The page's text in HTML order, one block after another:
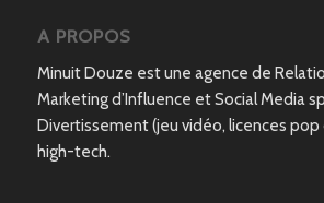
A PROPOS
Minuit Douze est une agence de
Marketing d’Influence et Social Media
Divertissement (jeu vidéo, licences
high-tech.